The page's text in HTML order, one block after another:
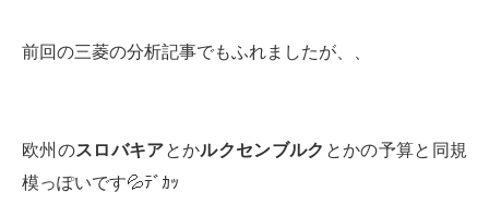
前回の三菱の分析記事でもふれましたが、、
欧州のスロバキアとかルクセンブルク とかの予算と同規
模っぽいです💦ﾃﾞｶｯ